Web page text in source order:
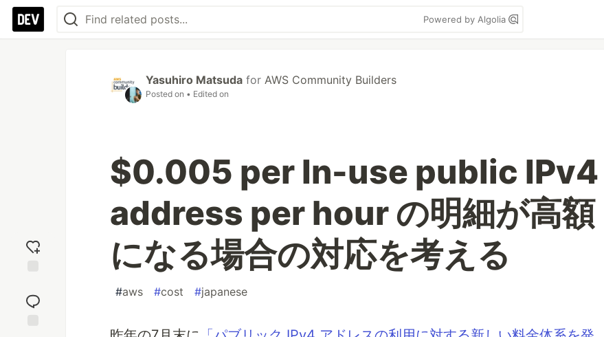
Powered by Algolia
reaction
Yasuhiro Matsuda for AWS Community Builders
Posted on • Edited on
$0.005 per In-use public IPv4
address per hour の明細が高額
になる場合の対応を考える
#aws #cost #japanese